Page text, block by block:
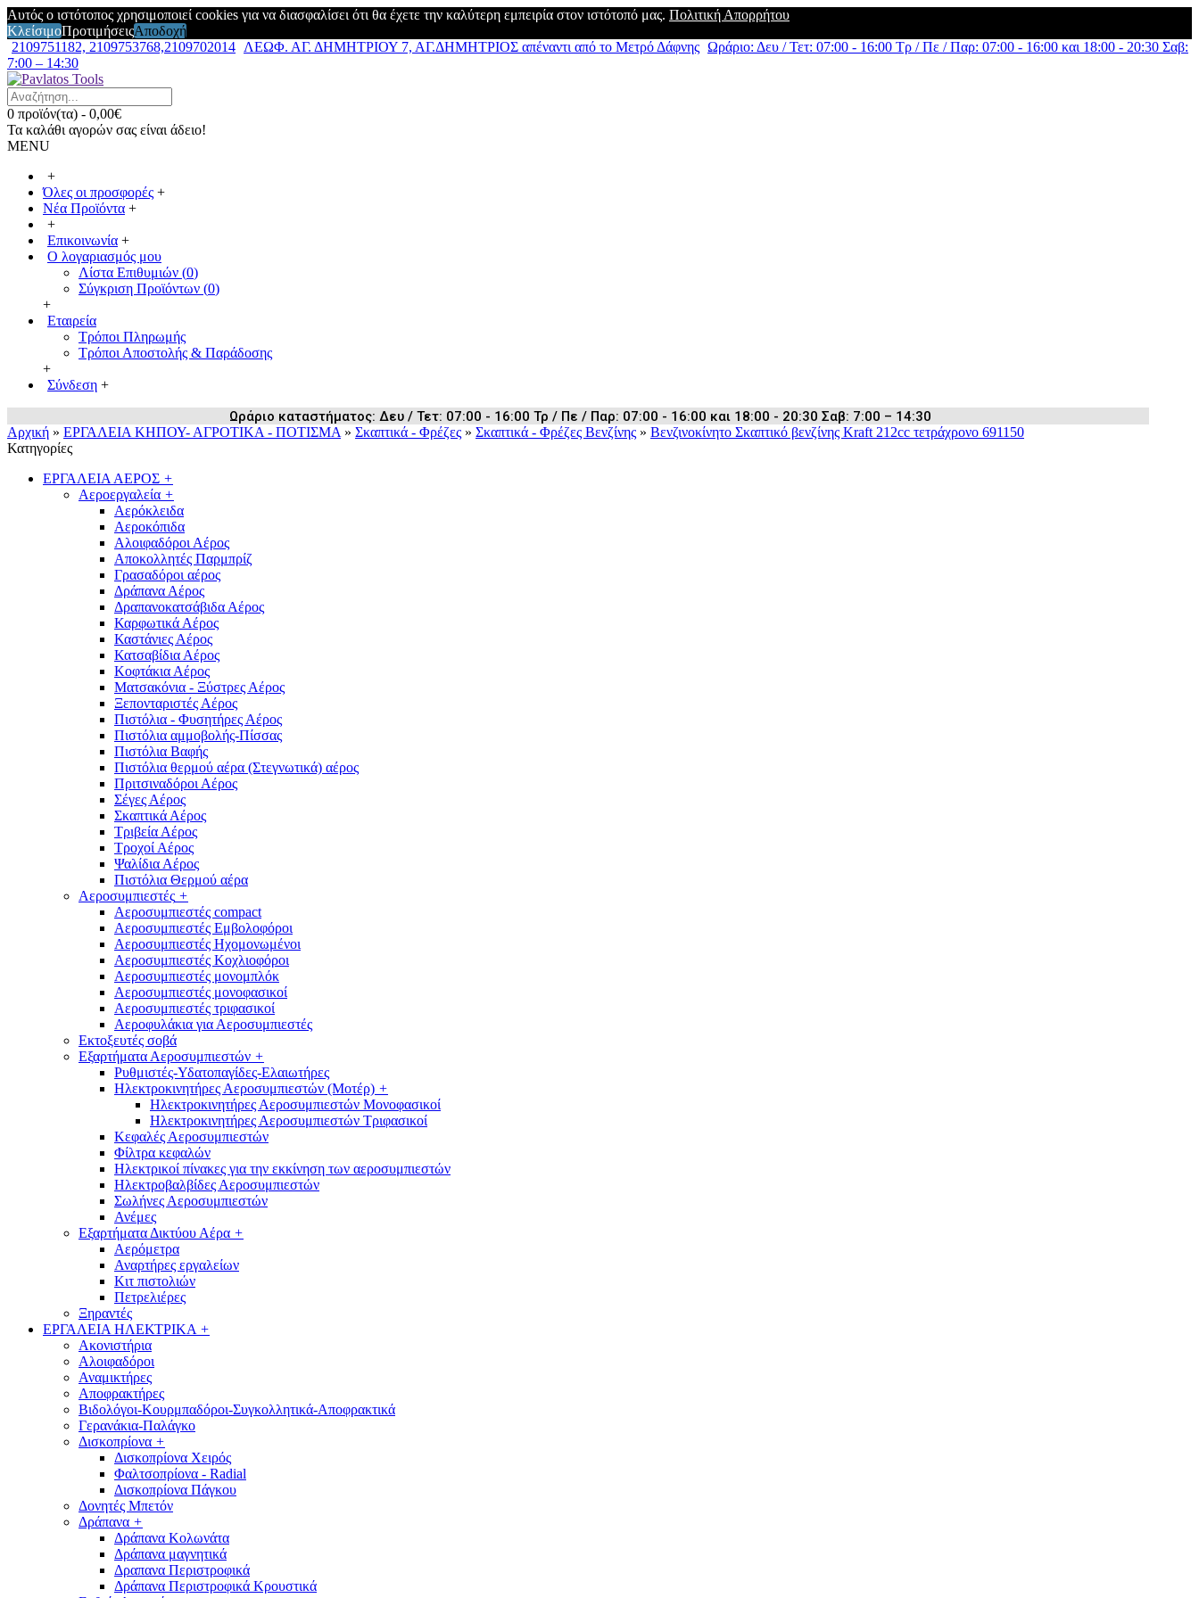
Αυτός ο ιστότοπος χρησιμοποιεί cookies για να διασφαλίσει ότι θα έχετε την καλύτερη εμπειρία στον ιστότοπό μας. Πολιτική Απορρήτου
ΚλείσιμοΠροτιμήσειςΑποδοχή
2109751182, 2109753768,2109702014 ΛΕΩΦ. ΑΓ. ΔΗΜΗΤΡΙΟΥ 7, ΑΓ.ΔΗΜΗΤΡΙΟΣ απέναντι από το Μετρό Δάφνης Ωράριο: Δευ / Τετ: 07:00 - 16:00 Τρ / Πε / Παρ: 07:00 - 16:00 και 18:00 - 20:30 Σαβ:
7:00 – 14:30
0 προϊόν(τα) - 0,00€
Τα καλάθι αγορών σας είναι άδειο!
MENU
+
Όλες οι προσφορές +
Νέα Προϊόντα +
+
Επικοινωνία +
Ο λογαριασμός μου
Λίστα Επιθυμιών (0)
Σύγκριση Προϊόντων (0)
+
Εταιρεία
Τρόποι Πληρωμής
Τρόποι Αποστολής & Παράδοσης
+
Σύνδεση +
Ωράριο καταστήματος: Δευ / Τετ: 07:00 - 16:00 Τρ / Πε / Παρ: 07:00 - 16:00 και 18:00 - 20:30 Σαβ: 7:00 – 14:30
Αρχική » ΕΡΓΑΛΕΙΑ ΚΗΠΟΥ- ΑΓΡΟΤΙΚΑ - ΠΟΤΙΣΜΑ » Σκαπτικά - Φρέζες » Σκαπτικά - Φρέζες Βενζίνης » Βενζινοκίνητο Σκαπτικό βενζίνης Kraft 212cc τετράχρονο 691150
Κατηγορίες
ΕΡΓΑΛΕΙΑ ΑΕΡΟΣ +
Αεροεργαλεία +
Αερόκλειδα
Αεροκόπιδα
Αλοιφαδόροι Αέρος
Αποκολλητές Παρμπρίζ
Γρασαδόροι αέρος
Δράπανα Αέρος
Δραπανοκατσάβιδα Αέρος
Καρφωτικά Αέρος
Καστάνιες Αέρος
Κατσαβίδια Αέρος
Κοφτάκια Αέρος
Ματσακόνια - Ξύστρες Αέρος
Ξεπονταριστές Αέρος
Πιστόλια - Φυσητήρες Αέρος
Πιστόλια αμμοβολής-Πίσσας
Πιστόλια Βαφής
Πιστόλια θερμού αέρα (Στεγνωτικά) αέρος
Πριτσιναδόροι Αέρος
Σέγες Αέρος
Σκαπτικά Αέρος
Τριβεία Αέρος
Τροχοί Αέρος
Ψαλίδια Αέρος
Πιστόλια Θερμού αέρα
Αεροσυμπιεστές +
Αεροσυμπιεστές compact
Αεροσυμπιεστές Εμβολοφόροι
Αεροσυμπιεστές Ηχομονωμένοι
Αεροσυμπιεστές Κοχλιοφόροι
Αεροσυμπιεστές μονομπλόκ
Αεροσυμπιεστές μονοφασικοί
Αεροσυμπιεστές τριφασικοί
Αεροφυλάκια για Αεροσυμπιεστές
Εκτοξευτές σοβά
Εξαρτήματα Αεροσυμπιεστών +
Ρυθμιστές-Υδατοπαγίδες-Ελαιωτήρες
Ηλεκτροκινητήρες Αεροσυμπιεστών (Μοτέρ) +
Ηλεκτροκινητήρες Αεροσυμπιεστών Μονοφασικοί
Ηλεκτροκινητήρες Αεροσυμπιεστών Τριφασικοί
Κεφαλές Αεροσυμπιεστών
Φίλτρα κεφαλών
Ηλεκτρικοί πίνακες για την εκκίνηση των αεροσυμπιεστών
Ηλεκτροβαλβίδες Αεροσυμπιεστών
Σωλήνες Αεροσυμπιεστών
Ανέμες
Εξαρτήματα Δικτύου Αέρα +
Αερόμετρα
Αναρτήρες εργαλείων
Κιτ πιστολιών
Πετρελιέρες
Ξηραντές
ΕΡΓΑΛΕΙΑ ΗΛΕΚΤΡΙΚΑ +
Ακονιστήρια
Αλοιφαδόροι
Αναμικτήρες
Αποφρακτήρες
Βιδολόγοι-Κουρμπαδόροι-Συγκολλητικά-Αποφρακτικά
Γερανάκια-Παλάγκο
Δισκοπρίονα +
Δισκοπρίονα Χειρός
Φαλτσοπρίονα - Radial
Δισκοπρίονα Πάγκου
Δονητές Μπετόν
Δράπανα +
Δράπανα Κολωνάτα
Δράπανα μαγνητικά
Δραπανα Περιστροφικά
Δράπανα Περιστροφικά Κρουστικά